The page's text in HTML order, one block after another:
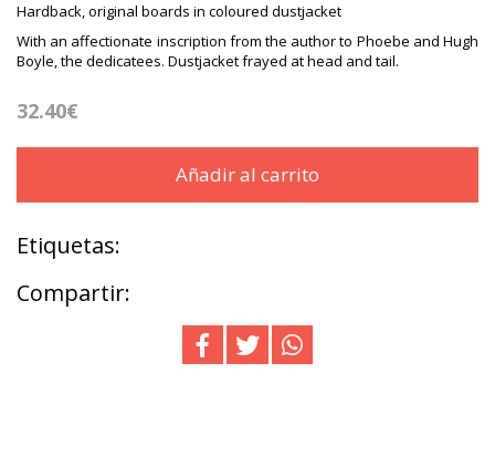
Hardback, original boards in coloured dustjacket
With an affectionate inscription from the author to Phoebe and Hugh
Boyle, the dedicatees. Dustjacket frayed at head and tail.
32.40€
Añadir al carrito
Etiquetas:
Compartir: